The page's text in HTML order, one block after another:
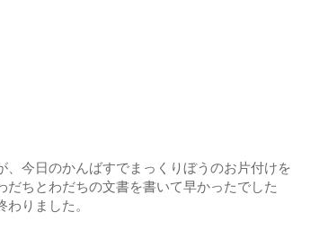
今日のかんばすでまっくりぼうのお片付けを
ちとわだちの文書を書いて早かったでした
りました。